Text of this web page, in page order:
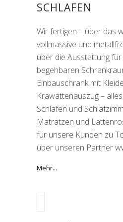
SCHLAFEN
Wir fertigen – über das
vollmassive und
über die Ausstattung
begehbaren
Einbauschrank mit
Krawattenauszug –
Schlafen und
Matratzen und
für unsere Kunden zu
über unseren Partner
Mehr...